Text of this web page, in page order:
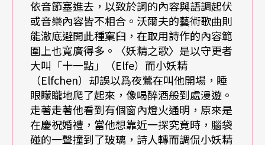
終止式（註），點明回到家（本調）的動作。但
是，這終止式却又是個缺乏凝聚力的變格終止式，
因而迫使得尾奏必須再三強調本調之正格終止式以
穩定調性，並藉此將曲首的音型轉化爲飛翔的動
作，使之再三撲翅後慢慢的才歸於沈寂，一舉突然
道出詩人心中那股意興酣暢的神遊幽情，讓聽者隨
著詩人的思緒起飛，想像力伴隨著美麗的月色昇華
依音節塞進去，以致於詞的內容與語調起伏
或音樂內容皆不相合。沃爾夫的藝術歌曲則
能澈底避開此種窠臼，在取用詩作的內容範
圍上也寬廣得多。〈妖精之歌〉是以守更者
大叫「十一點」（Elfe）而小妖精
（Elfchen）却誤以爲夜鶯在叫他開場，睡
眼矇矓地爬了起來，像喝醉酒般到處漫遊。
走著走著他看到有個窗內燈火通明，原來是
在慶祝婚禮，當他想靠近一探究竟時，腦袋
碰的一聲撞到了玻璃，詩人轉而調侃小妖精